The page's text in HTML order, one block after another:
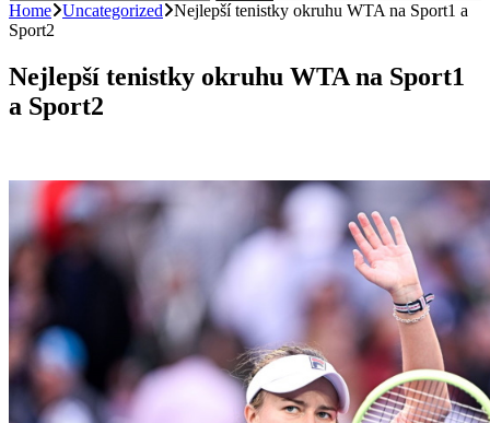
Home Uncategorized
Nejlepší tenistky okruhu WTA na Sport1 a
Sport2
Nejlepší tenistky okruhu WTA na Sport1
a Sport2